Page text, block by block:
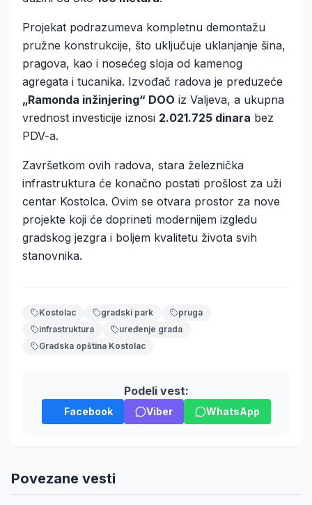
Projekat podrazumeva kompletnu demontažu
pružne konstrukcije, što uključuje uklanjanje šina,
pragova, kao i nosećeg sloja od kamenog
agregata i tucanika. Izvođač radova je preduzeće
„Ramonda inžinjering“ DOO iz Valjeva, a ukupna
vrednost investicije iznosi 2.021.725 dinara bez
PDV-a.
Završetkom ovih radova, stara železnička
infrastruktura će konačno postati prošlost za uži
centar Kostolca. Ovim se otvara prostor za nove
projekte koji će doprineti modernijem izgledu
gradskog jezgra i boljem kvalitetu života svih
stanovnika.
Kostolac gradski park
pruga
infrastruktura
uređenje grada
Gradska opština Kostolac
Podeli vest:
Facebook Viber WhatsApp
Povezane vesti